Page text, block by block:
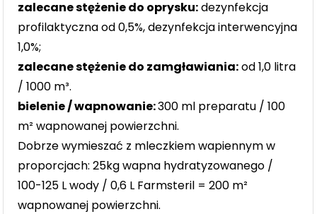
zalecane stężenie do oprysku:dezynfekcja
profilaktyczna od 0,5%, dezynfekcja interwencyjna
1,0%;
zalecane stężenie do zamgławiania:od 1,0 litra
/ 1000 m³.
bielenie / wapnowanie:300 ml preparatu / 100
m² wapnowanej powierzchni.
Dobrze wymieszać z mleczkiem wapiennym w
proporcjach: 25kg wapna hydratyzowanego /
100-125 L wody / 0,6 L Farmsteril = 200 m²
wapnowanej powierzchni.